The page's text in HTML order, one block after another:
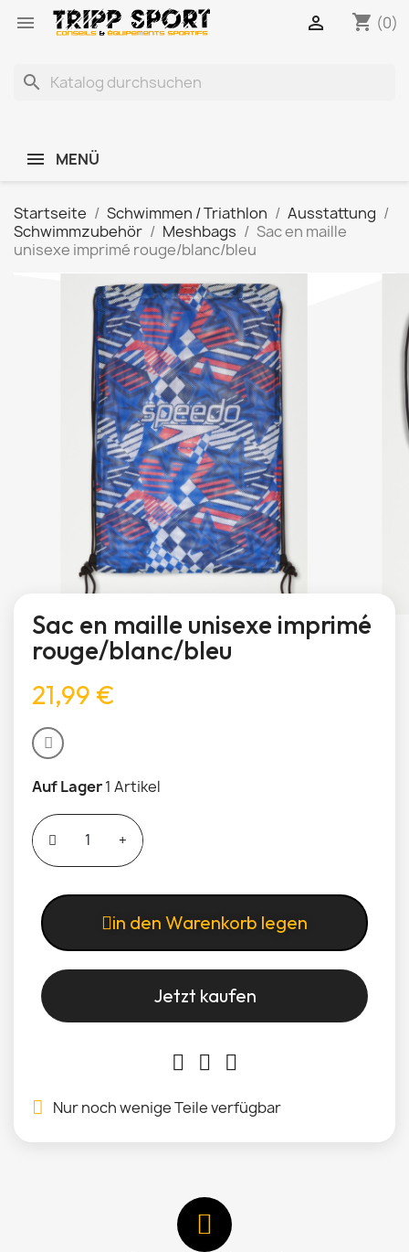
 shopping_cart (0)

search
MENÜ
Startseite Schwimmen / Triathlon
Ausstattung
Schwimmzubehör
Meshbags
Sac en maille
unisexe imprimé rouge/blanc/bleu
Sac en maille unisexe imprimé
rouge/blanc/bleu
21,99 €
Auf Lager1 Artikel
in den Warenkorb legen
Jetzt kaufen
Nur noch wenige Teile verfügbar